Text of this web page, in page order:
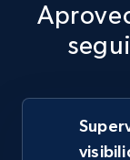
eBay -
URL,